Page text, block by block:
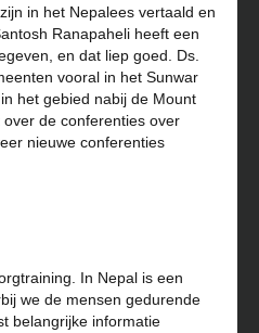
in het Nepalees vertaald en
Ranapaheli heeft een
en dat liep goed. Ds.
vooral in het Sunwar
het gebied nabij de Mount
de conferenties over
nieuwe conferenties
In Nepal is een
we de mensen gedurende
belangrijke informatie